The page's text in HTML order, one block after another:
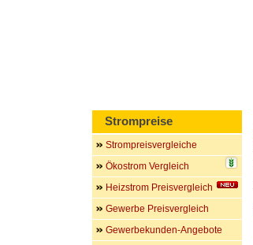
Strompreise
Strompreisvergleiche
Ökostrom Vergleich
Heizstrom Preisvergleich
Gewerbe Preisvergleich
Gewerbekunden-Angebote